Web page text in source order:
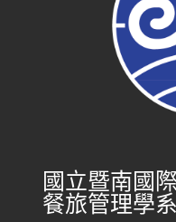
國立暨南國
餐旅管理學系